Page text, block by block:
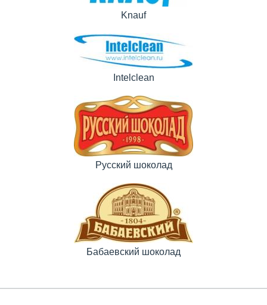
Knauf
Intelclean
Русский шоколад
Бабаевский шоколад